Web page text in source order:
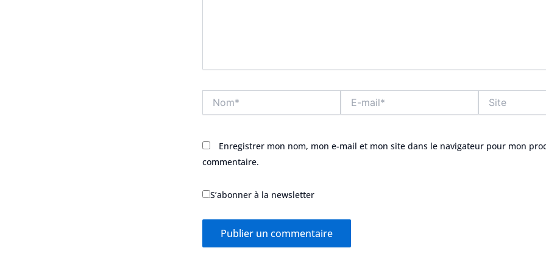
mail*
Enregistrer mon nom, mon e-mail et mon site dans le navigateur pour mon
commentaire.
S’abonner à la newsletter